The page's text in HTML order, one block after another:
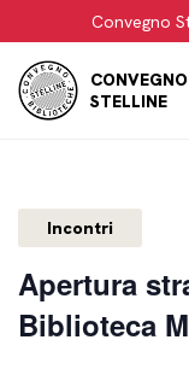
Vai
al
Convegno
STELLINE
Incontri
Apertura
Biblioteca